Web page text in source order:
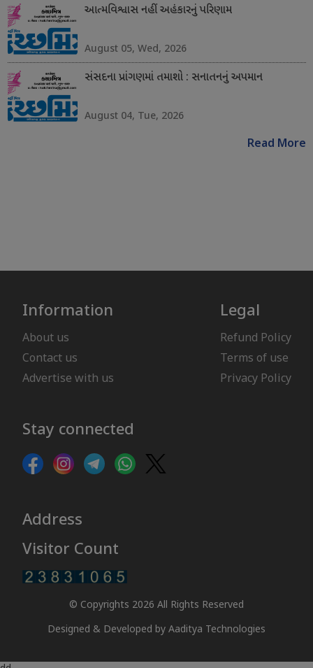
આત્મવિશ્વાસ નહીં અહંકારનું પરિણામ
August 05, Wed, 2026
સંસદના પ્રાંગણમાં તમાશો : સનાતનનું અપમાન
August 04, Tue, 2026
Read More
Information
About us
Contact us
Advertise with us
Legal
Refund Policy
Terms of use
Privacy Policy
Stay connected
Address
Visitor Count
© Copyrights 2026 All Rights Reserved
Designed & Developed by Aaditya Technologies